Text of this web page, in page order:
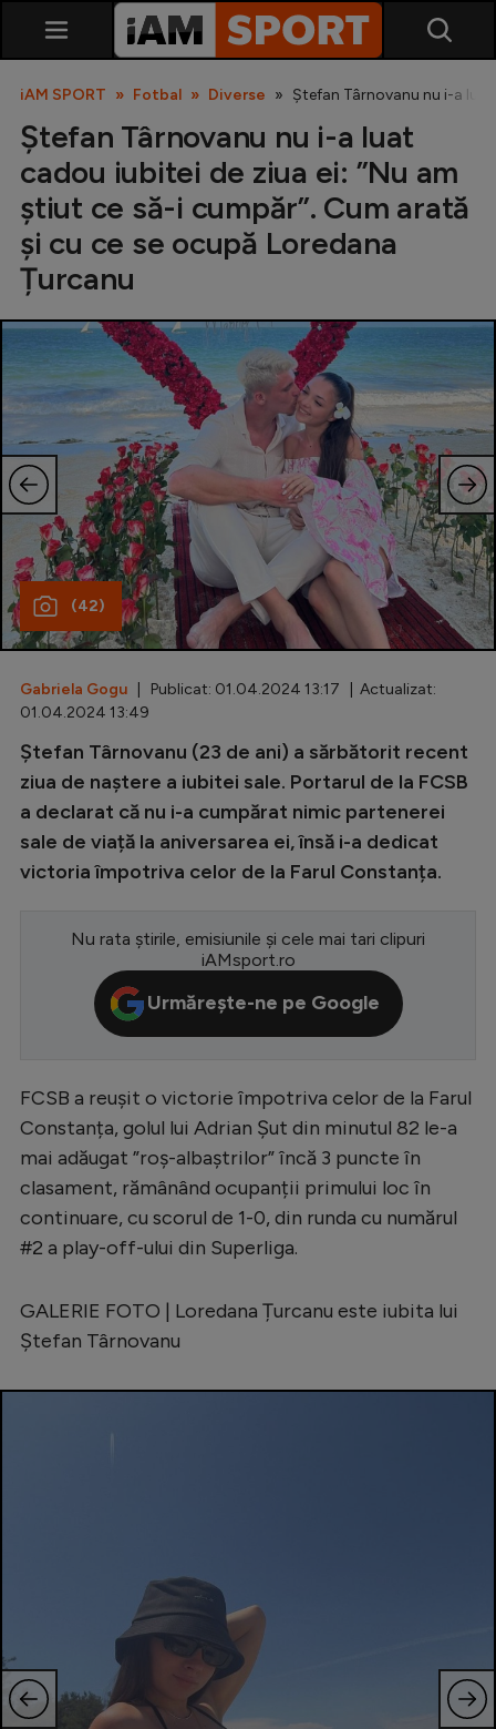
Liga 2
Cupa României
Echipa Națională
U21
Fotbal feminin
Special
Diverse
Inedit
Champions League
Europa League
Conference League
Premier League
LaLiga
Serie A
Ligue 1
Campionate
Starurile fotbalului
EURO 2024
Clasamente
Gimnastică
Auto
Ciclism
iAM SPORT Fotbal Diverse Ștefan Târnovanu nu i-a
Ștefan Târnovanu nu i-a luat
cadou iubitei de ziua ei: ”Nu am
știut ce să-i cumpăr”. Cum arată
și cu ce se ocupă Loredana
Țurcanu
(42)
Gabriela Gogu | Publicat: 01.04.2024 13:17 | Actualizat:
01.04.2024 13:49
Ștefan Târnovanu (23 de ani) a sărbătorit recent
ziua de naștere a iubitei sale. Portarul de la FCSB
a declarat că nu i-a cumpărat nimic partenerei
sale de viață la aniversarea ei, însă i-a dedicat
victoria împotriva celor de la Farul Constanța.
Nu rata știrile, emisiunile și cele mai tari clipuri
iAMsport.ro
Urmărește-ne pe Google
FCSB a reușit o victorie împotriva celor de la Farul
Constanța, golul lui Adrian Șut din minutul 82 le-a
mai adăugat ”roș-albaștrilor” încă 3 puncte în
clasament, rămânând ocupanții primului loc în
continuare, cu scorul de 1-0, din runda cu numărul
#2 a play-off-ului din Superliga.
GALERIE FOTO | Loredana Țurcanu este iubita lui
Ștefan Târnovanu